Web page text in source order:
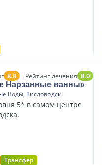
8.8 Рейтинг лечения 8.0
Нарзанные ванны»
Воды, Кисловодск
5* в самом центре
Трансфер